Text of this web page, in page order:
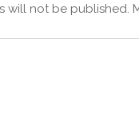
will not be published.